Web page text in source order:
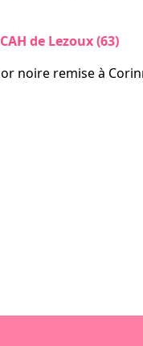
de Lezoux (63)
noire remise à